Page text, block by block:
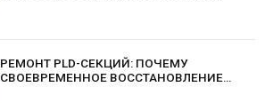
РЕМОНТ PLD-СЕКЦИЙ: ПОЧЕМУ
СВОЕВРЕМЕННОЕ ВОССТАНОВЛЕНИЕ